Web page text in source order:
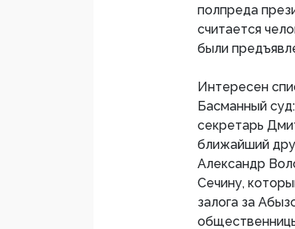
полпреда
считается
были
Интересен
Басманный
секретарь
ближайший
Александр
Сечину,
залога за